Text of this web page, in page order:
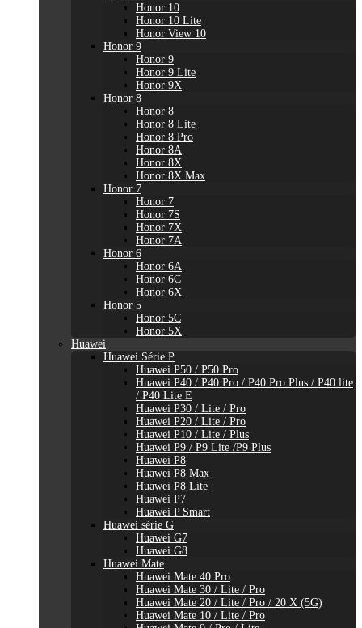
Honor 10
Honor 10 Lite
Honor View 10
Honor 9
Honor 9
Honor 9 Lite
Honor 9X
Honor 8
Honor 8
Honor 8 Lite
Honor 8 Pro
Honor 8A
Honor 8X
Honor 8X Max
Honor 7
Honor 7
Honor 7S
Honor 7X
Honor 7A
Honor 6
Honor 6A
Honor 6C
Honor 6X
Honor 5
Honor 5C
Honor 5X
Huawei
Huawei Série P
Huawei P50 / P50 Pro
Huawei P40 / P40 Pro / P40 Pro Plus / P40 lite
/ P40 Lite E
Huawei P30 / Lite / Pro
Huawei P20 / Lite / Pro
Huawei P10 / Lite / Plus
Huawei P9 / P9 Lite /P9 Plus
Huawei P8
Huawei P8 Max
Huawei P8 Lite
Huawei P7
Huawei P Smart
Huawei série G
Huawei G7
Huawei G8
Huawei Mate
Huawei Mate 40 Pro
Huawei Mate 30 / Lite / Pro
Huawei Mate 20 / Lite / Pro / 20 X (5G)
Huawei Mate 10 / Lite / Pro